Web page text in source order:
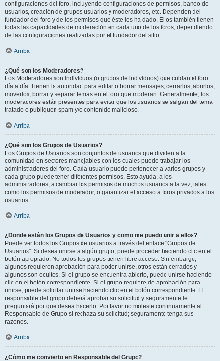
configuraciones del foro, incluyendo configuraciones de permisos, baneo de
usuarios, creación de grupos usuarios y moderadores, etc. Dependen del
fundador del foro y de los permisos que éste les ha dado. Ellos también tienen
todas las capacidades de moderación en cada uno de los foros, dependiendo
de las configuraciones realizadas por el fundador del sitio.
Arriba
¿Qué son los Moderadores?
Los Moderadores son individuos (o grupos de individuos) que cuidan el foro
día a día. Tienen la autoridad para editar o borrar mensajes, cerrarlos, abrirlos,
moverlos, borrar y separar temas en el foro que moderan. Generalmente, los
moderadores están presentes para evitar que los usuarios se salgan del tema
tratado o publiquen spam y/o contenido malicioso.
Arriba
¿Qué son los Grupos de Usuarios?
Los Grupos de Usuarios son conjuntos de usuarios que dividen a la
comunidad en sectores manejables con los cuales puede trabajar los
administradores del foro. Cada usuario puede pertenecer a varios grupos y
cada grupo puede tener diferentes permisos. Esto ayuda, a los
administradores, a cambiar los permisos de muchos usuarios a la vez, tales
como los permisos de moderador, o garantizar el acceso a foros privados a los
usuarios.
Arriba
¿Donde están los Grupos de Usuarios y como me puedo unir a ellos?
Puede ver todos los Grupos de usuarios a través del enlace "Grupos de
Usuarios". Si desea unirse a algún grupo, puede proceder haciendo clic en el
botón apropiado. No todos los grupos tienen libre acceso. Sin embargo,
algunos requieren aprobación para poder unirse, otros están cerrados y
algunos son ocultos. Si el grupo se encuentra abierto, puede unirse haciendo
clic en el botón correspondiente. Si el grupo requiere de aprobación para
unirse, puede solicitar unirse haciendo clic en el botón correspondiente. El
responsable del grupo deberá aprobar su solicitud y seguramente le
preguntará por qué desea hacerlo. Por favor no moleste continuamente al
Responsable de Grupo si rechaza su solicitud; seguramente tenga sus
razones.
Arriba
¿Cómo me convierto en Responsable del Grupo?